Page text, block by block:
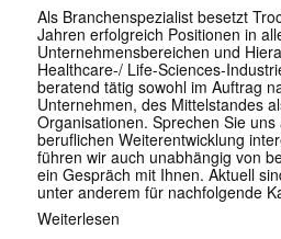
Als Branchenspezialist besetzt
Jahren erfolgreich Positionen in
Unternehmensbereichen und
Healthcare-/ Life-Sciences-
beratend tätig sowohl im Auftrag
Unternehmen, des Mittelstandes
Organisationen. Sprechen Sie
beruflichen Weiterentwicklung
führen wir auch unabhängig von
ein Gespräch mit Ihnen. Aktuell
unter anderem für nachfolgende
Weiterlesen